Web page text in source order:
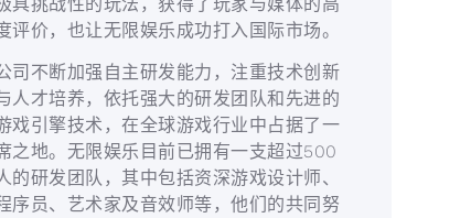
评价，也让无限娱乐成功打入国际市场。
司不断加强自主研发能力，注重技术创新
人才培养，依托强大的研发团队和先进的
戏引擎技术，在全球游戏行业中占据了一
之地。无限娱乐目前已拥有一支超过500
的研发团队，其中包括资深游戏设计师、
序员、艺术家及音效师等，他们的共同努